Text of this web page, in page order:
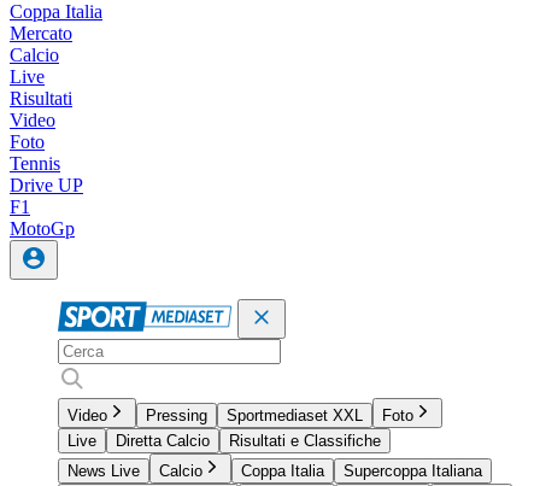
Coppa Italia
Mercato
Calcio
Live
Risultati
Video
Foto
Tennis
Drive UP
F1
MotoGp
Video Pressing Sportmediaset XXL
Foto
Live
Diretta Calcio
Risultati e Classifiche
News Live
Calcio Coppa Italia
Supercoppa Italiana